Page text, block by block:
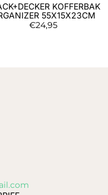
KOFFERBAK
55X15X23CM
€24,95